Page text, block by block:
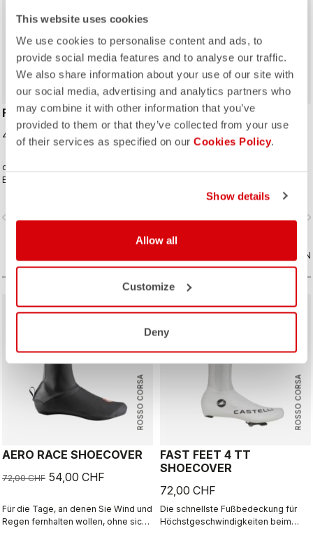
This website uses cookies
We use cookies to personalise content and ads, to
provide social media features and to analyse our traffic.
We also share information about your use of our site with
our social media, advertising and analytics partners who
may combine it with other information that you’ve
provided to them or that they’ve collected from your use
of their services as specified on our Cookies Policy.
Show details
Allow all
Customize
Deny
ROSSO CORSA
FAST FEET 4 SOCK
42,00 CHF
die Socke Castelli Fast Feet hat die
Entwicklung und die
Anspruch gerecht wird.
navigate_next
ROSSO CORSA PRO
GLOVE
82,00 CHF
navigate_before
VERGLEICHEN
ROSSO CORSA
sellSummer Sale 25% Off
AERO RACE SHOECOVER
72,00 CHF 54,00 CHF
Für die Tage, an denen Sie Wind und
Regen fernhalten wollen, ohne sich
ROSSO CORSA
FAST FEET 4 TT
SHOECOVER
72,00 CHF
Die schnellste Fußbedeckung für
Höchstgeschwindigkeiten beim